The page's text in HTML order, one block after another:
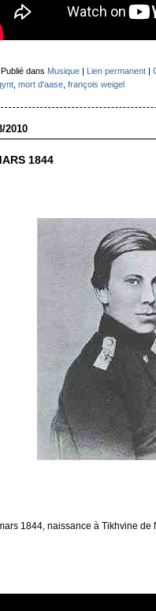
dans Musique| Lien permanent|
, mort d'aase, françois weigel
2010
1844
1844, naissance à Tikhvine de